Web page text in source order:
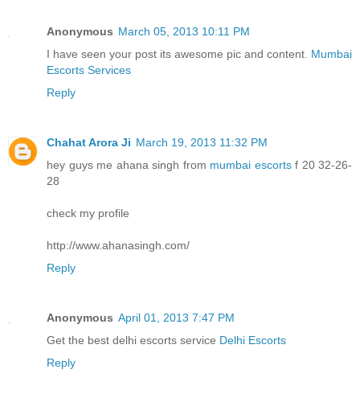
Anonymous March 05, 2013 10:11 PM
I have seen your post its awesome pic and content. Mumbai
Escorts Services
Reply
Chahat Arora Ji March 19, 2013 11:32 PM
hey guys me ahana singh from mumbai escortsf 20 32-26-
28
check my profile
http://www.ahanasingh.com/
Reply
Anonymous April 01, 2013 7:47 PM
Get the best delhi escorts service Delhi Escorts
Reply